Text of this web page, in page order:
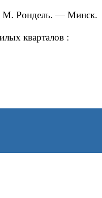
Р. М. Рондель. — Минск.
кварталов :